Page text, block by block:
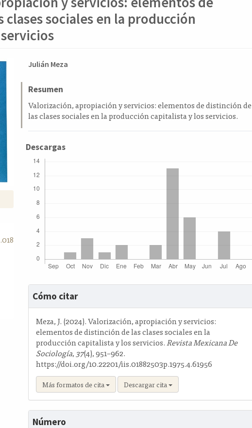
sociales en la producción
Contenido
del
artículo
Julián Meza
Resumen
Valorización, apropiación y servicios: elementos de distinción de
las clases sociales en la producción capitalista y los servicios.
Descargas
Detalles
del
artículo
Cómo citar
Meza, J. (2024). Valorización, apropiación y servicios:
elementos de distinción de las clases sociales en la
producción capitalista y los servicios.Revista Mexicana De
Sociología, 37(4), 951–962.
https://doi.org/10.22201/iis.01882503p.1975.4.61956
Más formatos de cita Descargar cita
Número